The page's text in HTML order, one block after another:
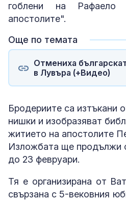
гоблени на
апостолите".
Още по темата
Отмениха
в Лувъра (+Видео)
Бродериите са изтъкани
нишки и изобразяват
житието на апостолите
Изложбата ще продължи
до 23 февруари.
Тя е организирана от
свързана с 5-вековния